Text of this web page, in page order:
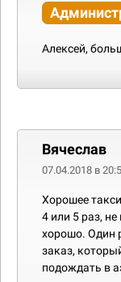
Алексей,
Вячеслав
07.04.2018 в
Хорошее
4 или 5 раз,
хорошо. Один
заказ,
подождать в